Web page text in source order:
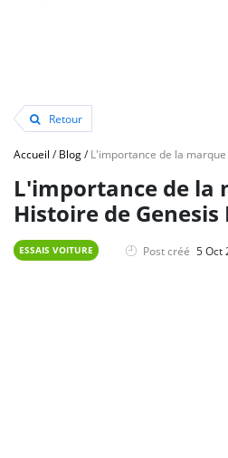
Retour
Accueil /Blog/L'importance de la
L'importance de la
Histoire de
ESSAIS VOITURE Post créé 5 Oct